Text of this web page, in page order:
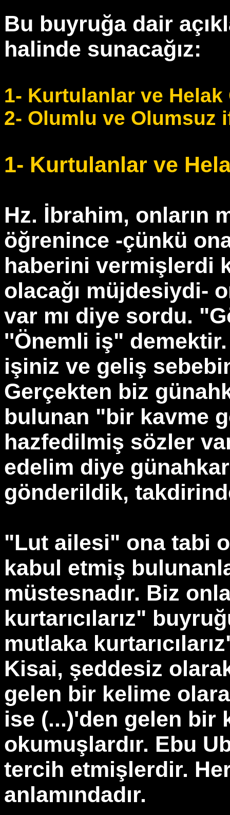
Bu buyruğa dair
halinde sunacağız:
1- Kurtulanlar ve Helak
2- Olumlu ve Olumsuz
1- Kurtulanlar ve
Hz. İbrahim, onların
öğrenince -çünkü
haberini vermişlerdi
olacağı müjdesiydi-
var mı diye sordu.
''Önemli iş"
işiniz ve geliş
Gerçekten biz
bulunan "bir kavme
hazfedilmiş sözler
edelim diye
gönderildik,
"Lut ailesi" ona tabi
kabul etmiş
müstesnadır. Biz
kurtarıcılarız"
mutlaka
Kisai, şeddesiz
gelen bir kelime
ise (...)'den gelen bir
okumuşlardır. Ebu
tercih etmişlerdir.
anlamındadır.